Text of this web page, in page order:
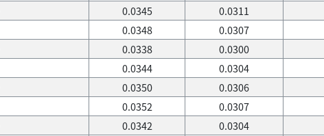
0.0345 0.0311
0.0348 0.0307
0.0338 0.0300
0.0344 0.0304
0.0350 0.0306
0.0352 0.0307
0.0342 0.0304